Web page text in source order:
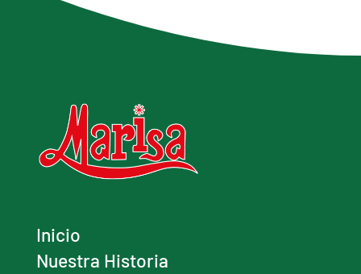
Inicio
Nuestra Historia